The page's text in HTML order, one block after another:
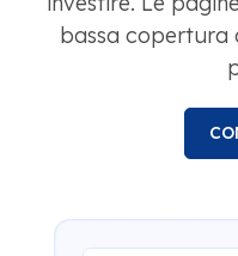
bassa copertura